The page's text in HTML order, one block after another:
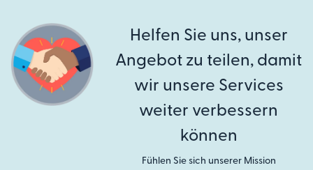
Helfen Sie uns, unser
Angebot zu teilen, damit
wir unsere Services
weiter verbessern
können
Fühlen Sie sich unserer Mission